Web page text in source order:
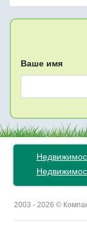
Ваше имя
2003 - 2026 ©